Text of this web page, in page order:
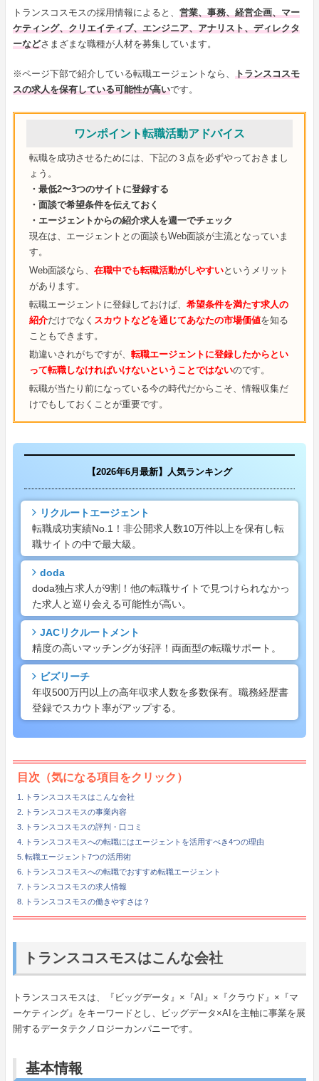
トランスコスモスの採用情報によると、 営業、事務、経営企画、マー
ケティング、クリエイティブ、エンジニア、アナリスト、ディレクタ
ーなどさまざまな職種が人材を募集しています。
※ページ下部で紹介している転職エージェントなら、
トランスコスモ
スの求人を保有している可能性が高いです。
ワンポイント転職活動アドバイス
転職を成功させるためには、下記の３点を必ずやっておきまし
ょう。
・最低2〜3つのサイトに登録する
・面談で希望条件を伝えておく
・エージェントからの紹介求人を週一でチェック
現在は、エージェントとの面談もWeb面談が主流となっていま
す。
Web面談なら、 在職中でも転職活動がしやすいというメリット
があります。
転職エージェントに登録しておけば、 希望条件を満たす求人の
紹介だけでなく スカウトなどを通じてあなたの市場価値を知る
こともできます。
勘違いされがちですが、 転職エージェントに登録したからとい
って転職しなければいけないということではないのです。
転職が当たり前になっている今の時代だからこそ、情報収集だ
けでもしておくことが重要です。
【2026年6月最新】人気ランキング
リクルートエージェント
転職成功実績No.1！非公開求人数10万件以上を保有し転
職サイトの中で最大級。
doda
doda独占求人が9割！他の転職サイトで見つけられなかっ
た求人と巡り会える可能性が高い。
JACリクルートメント
精度の高いマッチングが好評！両面型の転職サポート。
ビズリーチ
年収500万円以上の高年収求人数を多数保有。職務経歴書
登録でスカウト率がアップする。
目次（気になる項目をクリック）
トランスコスモスはこんな会社
トランスコスモスの事業内容
トランスコスモスの評判・口コミ
トランスコスモスへの転職にはエージェントを活用すべき4つの理由
転職エージェント7つの活用術
トランスコスモスへの転職でおすすめ転職エージェント
トランスコスモスの求人情報
トランスコスモスの働きやすさは？
トランスコスモスはこんな会社
トランスコスモスは、『ビッグデータ』×『AI』×『クラウド』×『マ
ーケティング』をキーワードとし、ビッグデータ×AIを主軸に事業を展
開するデータテクノロジーカンパニーです。
基本情報